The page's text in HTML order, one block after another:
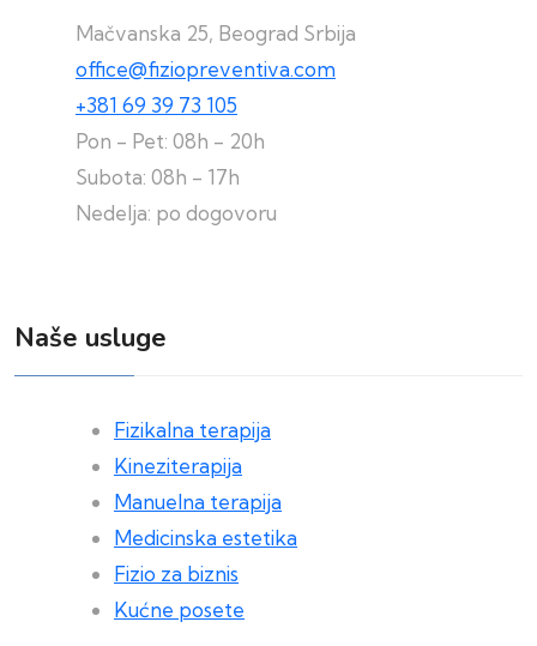
Mačvanska 25, Beograd Srbija
office@fiziopreventiva.com
+381 69 39 73 105
Pon - Pet: 08h - 20h
Subota: 08h - 17h
Nedelja: po dogovoru
Naše usluge
Fizikalna terapija
Kineziterapija
Manuelna terapija
Medicinska estetika
Fizio za biznis
Kućne posete